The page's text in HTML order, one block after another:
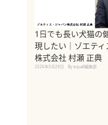
1日でも長い犬猫の
現したい｜ゾエテ
株式会社 村瀬 正典
2026年5月29日 By equall編集部